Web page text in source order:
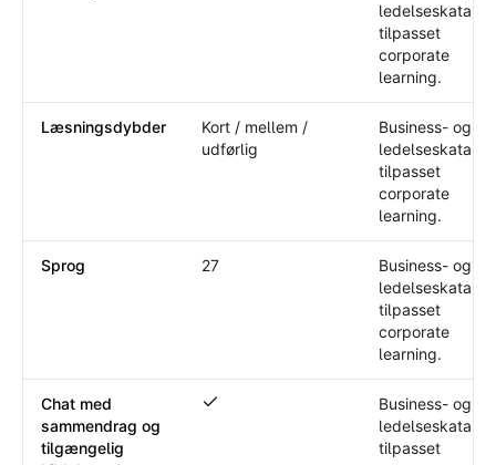
ledelseskatalog
tilpasset
corporate
learning.
Læsningsdybder
Kort / mellem /
udførlig
Business- og
ledelseskatalog
tilpasset
corporate
learning.
Sprog 27
Business- og
ledelseskatalog
tilpasset
corporate
learning.
Chat med
sammendrag og
tilgængelig
Chat med sammendrag og tilgængelig
Business- og
ledelseskatalog
tilpasset